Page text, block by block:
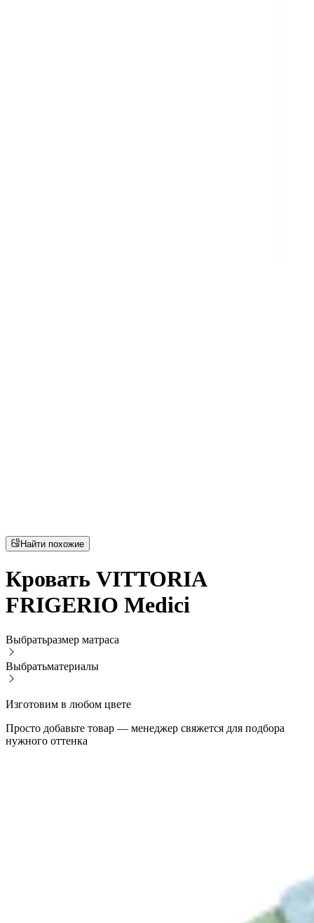
Найти похожие
Кровать VITTORIA
FRIGERIO Medici
Выбратьразмер матраса
Выбратьматериалы
Изготовим в любом цвете
Просто добавьте товар — менеджер свяжется для подбора
нужного оттенка